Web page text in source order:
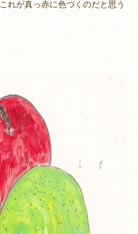
れが真っ赤に色づくのだと思う